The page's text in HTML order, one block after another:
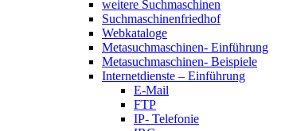
weitere Suchmaschinen
Suchmaschinenfriedhof
Webkataloge
Metasuchmaschinen- Einführung
Metasuchmaschinen- Beispiele
Internetdienste – Einführung
E-Mail
FTP
IP- Telefonie